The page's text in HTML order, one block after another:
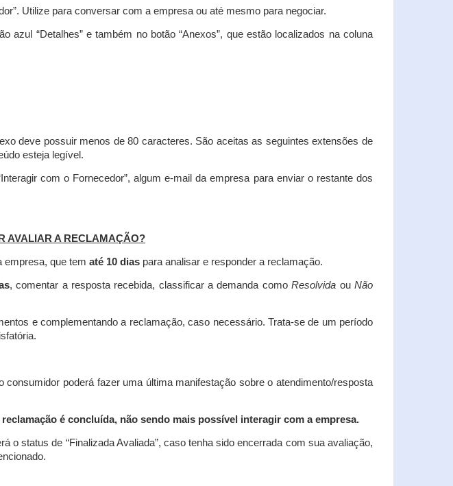
Utilize para conversar com a empresa ou até mesmo para negociar.
“Detalhes” e também no botão “Anexos”, que estão localizados na coluna
deve possuir menos de 80 caracteres. São aceitas as seguintes extensões de
esteja legível.
com o Fornecedor”, algum e-mail da empresa para enviar o restante dos
AVALIAR A RECLAMAÇÃO?
empresa, que tem até 10 dias para analisar e responder a reclamação.
, comentar a resposta recebida, classificar a demanda comoResolvida ouNão
e complementando a reclamação, caso necessário. Trata-se de um período
poderá fazer uma última manifestação sobre o atendimento/resposta
é concluída, não sendo mais possível interagir com a empresa.
o status de “Finalizada Avaliada”, caso tenha sido encerrada com sua avaliação,